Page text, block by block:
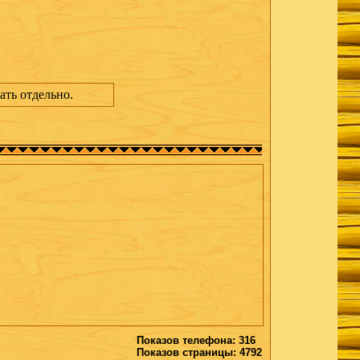
отдельно.
Показов телефона: 316
Показов страницы: 4792